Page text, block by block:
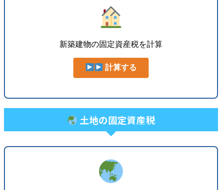
新築建物の固定資産税を計算
計算する
土地の固定資産税